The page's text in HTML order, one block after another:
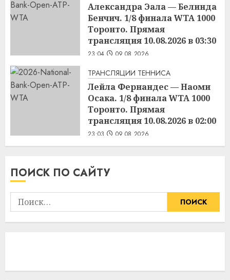
Александра Эала — Белинда
Бенчич. 1/8 финала WTA 1000
Торонто. Прямая
трансляция 10.08.2026 в 03:30
23:04 09.08.2026
ТРАНСЛЯЦИИ ТЕННИСА
Лейла Фернандес — Наоми
Осака. 1/8 финала WTA 1000
Торонто. Прямая
трансляция 10.08.2026 в 02:00
23:03 09.08.2026
ПОИСК ПО САЙТУ
Найти: